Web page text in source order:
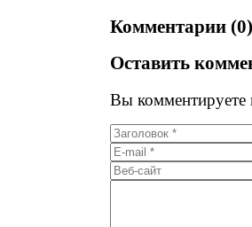
Комментарии (0)
Оставить
Вы комментируете